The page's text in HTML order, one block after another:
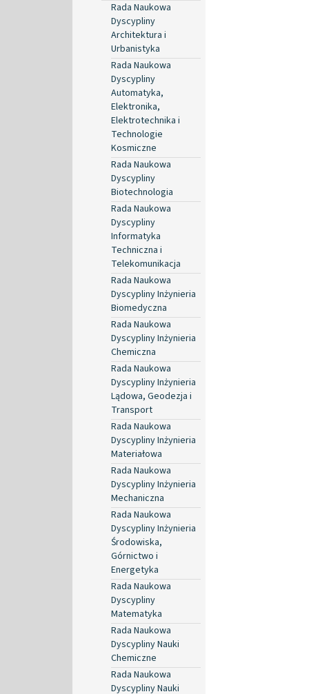
Rada Naukowa
Dyscypliny
Architektura i
Urbanistyka
Rada Naukowa
Dyscypliny
Automatyka,
Elektronika,
Elektrotechnika i
Technologie
Kosmiczne
Rada Naukowa
Dyscypliny
Biotechnologia
Rada Naukowa
Dyscypliny
Informatyka
Techniczna i
Telekomunikacja
Rada Naukowa
Dyscypliny Inżynieria
Biomedyczna
Rada Naukowa
Dyscypliny Inżynieria
Chemiczna
Rada Naukowa
Dyscypliny Inżynieria
Lądowa, Geodezja i
Transport
Rada Naukowa
Dyscypliny Inżynieria
Materiałowa
Rada Naukowa
Dyscypliny Inżynieria
Mechaniczna
Rada Naukowa
Dyscypliny Inżynieria
Środowiska,
Górnictwo i
Energetyka
Rada Naukowa
Dyscypliny
Matematyka
Rada Naukowa
Dyscypliny Nauki
Chemiczne
Rada Naukowa
Dyscypliny Nauki